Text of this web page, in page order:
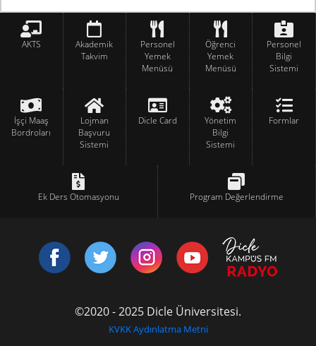
AKTS
Akademik
Takvim
Personel
Yemek
Menüsü
Öğrenci
Yemek
Menüsü
Personel
Bilgi
Sistemi
İşçi Maaş
Bordroları
Lojman
Başvuru
Sistemi
Dicle Card
Yönetim
Bilgi
Sistemi
Formlar
Ek Ders Otomasyonu Program Değerlendirme
©2020 - 2025 Dicle Üniversitesi.
KVKK Aydınlatma Metni